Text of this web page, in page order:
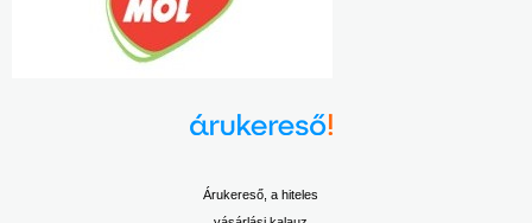
Árukereső, a hiteles